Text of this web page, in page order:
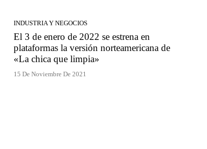
INDUSTRIA Y NEGOCIOS
El 3 de enero de 2022 se estrena en
plataformas la versión norteamericana de
«La chica que limpia»
15 De Noviembre De 2021